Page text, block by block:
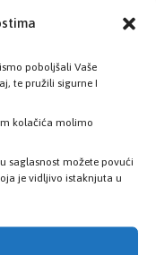
poboljšali Vaše
te pružili sigurne I
kolačića molimo
saglasnost možete povući
je vidljivo istaknjuta u